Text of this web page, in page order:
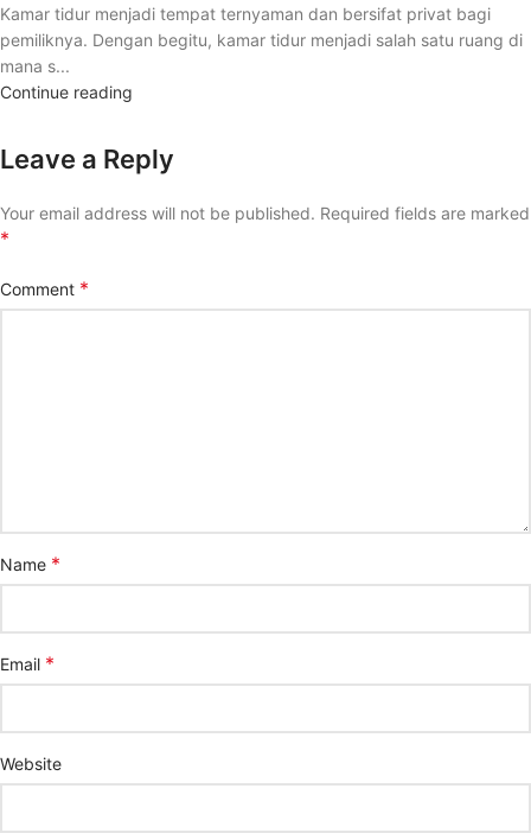
Kamar tidur menjadi tempat ternyaman dan bersifat privat bagi
pemiliknya. Dengan begitu, kamar tidur menjadi salah satu ruang di
mana s...
Continue reading
Leave a Reply
Your email address will not be published. Required fields are marked
*
Comment *
Name *
Email *
Website